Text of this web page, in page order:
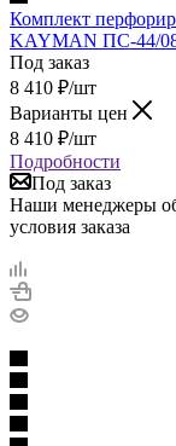
Комплект
KAYMAN ПС-44/
Под заказ
8 410 ₽/шт
Варианты цен
8 410 ₽/шт
Подробности
Под заказ
Наши менеджеры
условия заказа